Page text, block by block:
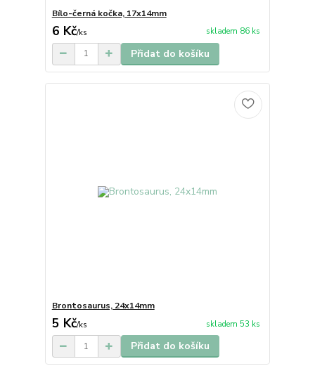
Bílo-černá kočka, 17x14mm
6 Kč/ks skladem 86 ks
Přidat do košíku
Brontosaurus, 24x14mm
5 Kč/ks skladem 53 ks
Přidat do košíku